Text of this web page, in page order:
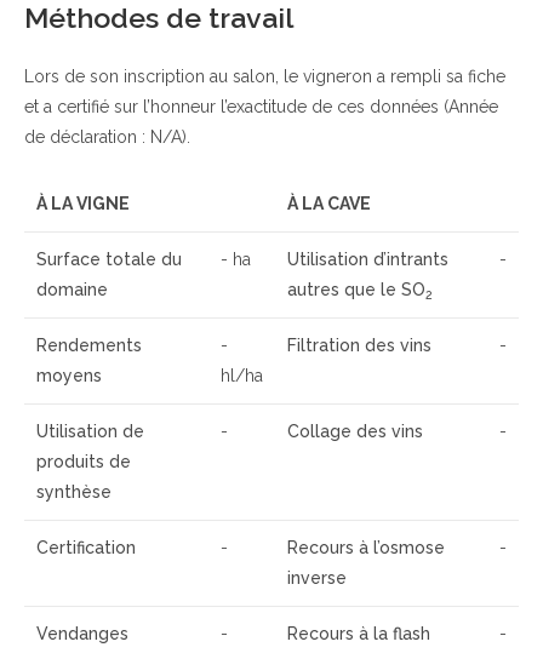
Méthodes de travail
Lors de son inscription au salon, le vigneron a rempli sa fiche
et a certifié sur l’honneur l’exactitude de ces données (Année
de déclaration : N/A).
À LA VIGNE À LA CAVE
Surface totale du
domaine
- ha
Utilisation d’intrants
autres que le SO2
-
Rendements
moyens
-
hl/ha
Filtration des vins -
Utilisation de
produits de
synthèse
- Collage des vins -
Certification -
Recours à l’osmose
inverse
-
Vendanges
-
Recours à la flash
-